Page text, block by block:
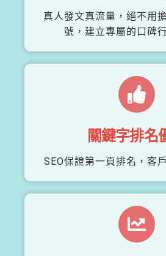
真人發文真流量，絕不用
號，建立專屬的口碑
關鍵字排名
SEO保證第一頁排名，客